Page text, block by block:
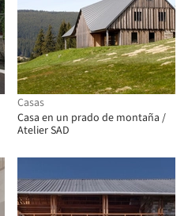
Casas
Casa en un prado de montaña /
Atelier SAD